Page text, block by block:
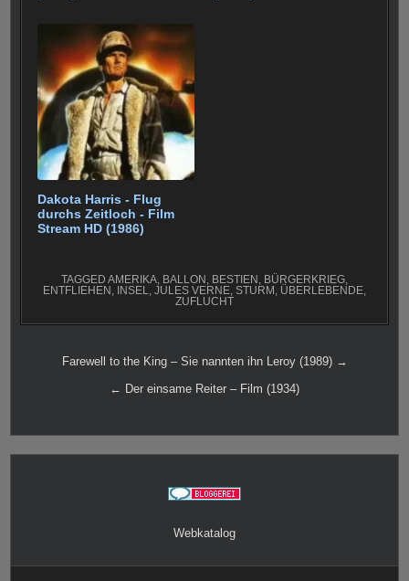
Dakota Harris - Flug
durchs Zeitloch - Film
Stream HD (1986)
TAGGED AMERIKA, BALLON , BESTIEN , BÜRGERKRIEG,
ENTFLIEHEN , INSEL, JULES VERNE, STURM , ÜBERLEBENDE,
ZUFLUCHT
Beitragsnavigation
Farewell to the King – Sie nannten ihn Leroy (1989) →
← Der einsame Reiter – Film (1934)
Webkatalog